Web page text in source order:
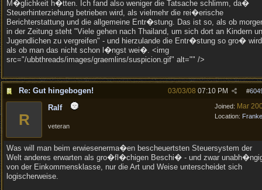
M�glichkeit h�tten. Ich fand also weniger die Tatsache schlimm, da�
Steuerhinterziehung betrieben wird, als vielmehr die rei�erische
Berichterstattung und die allgemeine Entr�stung. Das ist so, als ob
in der Zeitung steht "Viele gehen nach Thailand, um sich dort an Kindern
Jugendlichen zu vergreifen" - und hierzulande die Entr�stung so gro�
als ob man das nicht schon l�ngst wei�. <img
src="/ubbthreads/images/graemlins/suspicion.gif" alt="" />
Re: Gut hingebogen! #
03/03/08 07:10 PM
Joined: Mar
Location:
R
Ralf
veteran
Was will man beim erwiesenerma�en bescheuertsten Steuersystem der
Welt anderes erwarten als gro�fl�chigen Beschi� - und zwar
von der Einkommensklasse, nur die Art und Weise unterscheidet sich
logischerweise.